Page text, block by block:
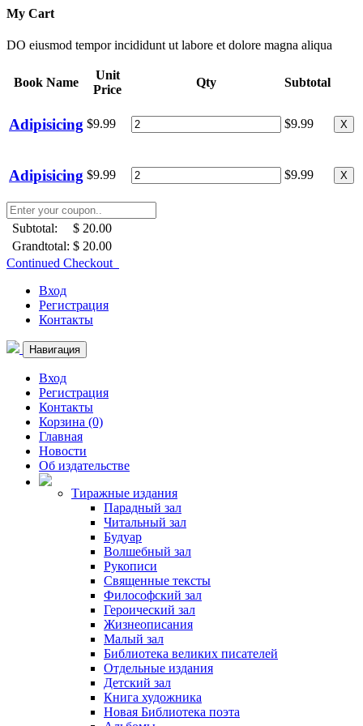
My Cart
DO eiusmod tempor incididunt ut labore et dolore magna aliqua
Book Name
Unit
Price
Qty Subtotal
Adipisicing $9.99 $9.99 X
Adipisicing $9.99 $9.99 X
Subtotal:
$ 20.00
Grandtotal: $ 20.00
Continued Checkout
Вход
Регистрация
Контакты
Навигация
Вход
Регистрация
Контакты
Корзина (0)
Главная
Новости
Об издательстве
Тиражные издания
Парадный зал
Читальный зал
Будуар
Волшебный зал
Рукописи
Священные тексты
Философский зал
Героический зал
Жизнеописания
Малый зал
Библиотека великих писателей
Отдельные издания
Детский зал
Книга художника
Новая Библиотека поэта